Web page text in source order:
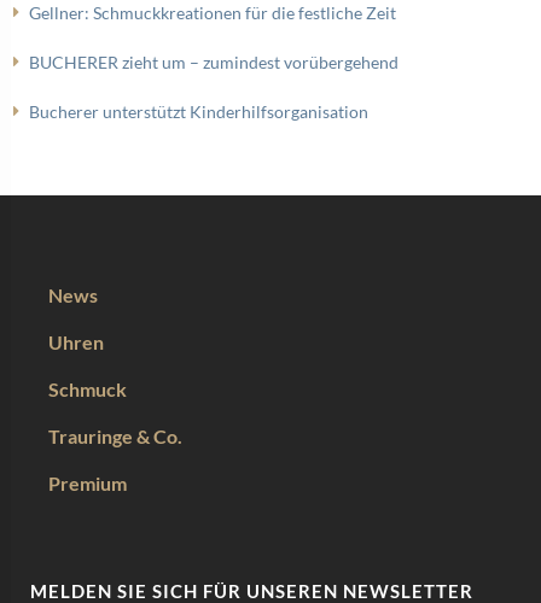
Gellner: Schmuckkreationen für die festliche Zeit
BUCHERER zieht um – zumindest vorübergehend
Bucherer unterstützt Kinderhilfsorganisation
News
Uhren
Schmuck
Trauringe & Co.
Premium
MELDEN SIE SICH FÜR UNSEREN NEWSLETTER